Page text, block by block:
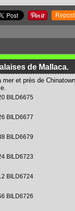
Repost
de Mallaca.
mer et près de